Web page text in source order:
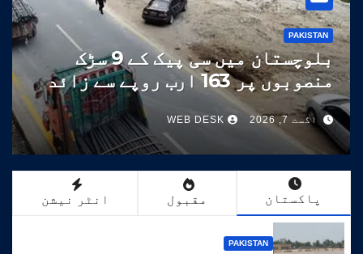
PAKISTAN
خیبرپختونخوا حکومت کا ضم شدہ
اضلاع کے لئے 47 ارب روپے کے
ترقیاتی پروگرام کا منصوبہ
اگست 7, 2026 WEB DESK
پاکستان مقبول انٹر نیشن
PAKISTAN